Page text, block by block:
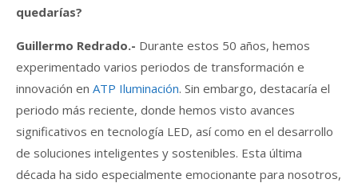
quedarías?
Guillermo Redrado.- Durante estos 50 años, hemos
experimentado varios periodos de transformación e
innovación en ATP Iluminación. Sin embargo, destacaría el
periodo más reciente, donde hemos visto avances
significativos en tecnología LED, así como en el desarrollo
de soluciones inteligentes y sostenibles. Esta última
década ha sido especialmente emocionante para nosotros,